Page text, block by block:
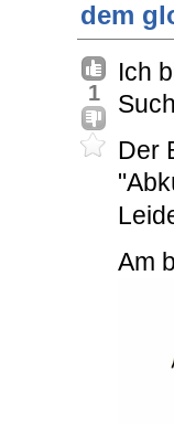
dem
1
Ich
Der
Am